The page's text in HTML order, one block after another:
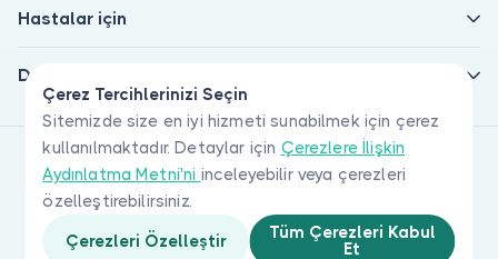
Çerez Tercihlerinizi Seçin
Sitemizde size en iyi hizmeti sunabilmek için çerez
kullanılmaktadır. Detaylar için Çerezlere İlişkin
Aydınlatma Metni'ni inceleyebilir veya çerezleri
özelleştirebilirsiniz.
Çerezleri Özelleştir
Tüm Çerezleri Kabul
Et
Hastalar için
Doktorlar için